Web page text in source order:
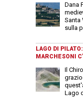
Dana
Santa
sulla
LAGO DI
MARCHESONI
Il
Lago